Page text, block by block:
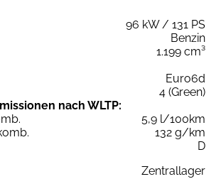
96 kW / 131 PS
Benzin
1.199 cm³
Euro6d
4 (Green)
nach WLTP:
5,9 l/100km
132 g/km
D
Zentrallager